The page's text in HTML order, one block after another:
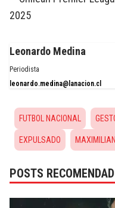
2025
Leonardo Medina
Periodista
leonardo.medina@lanacion.cl
FUTBOL NACIONAL
EXPULSADO
POSTS